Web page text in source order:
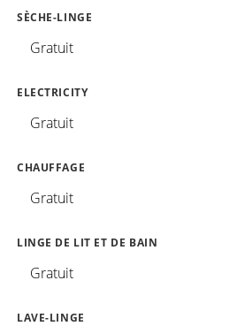
SÈCHE-LINGE
Gratuit
ELECTRICITY
Gratuit
CHAUFFAGE
Gratuit
LINGE DE LIT ET DE BAIN
Gratuit
LAVE-LINGE